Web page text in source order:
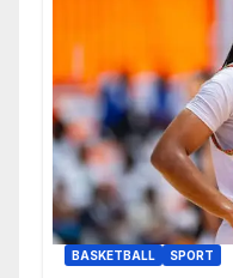
BASKETBALL SPORT